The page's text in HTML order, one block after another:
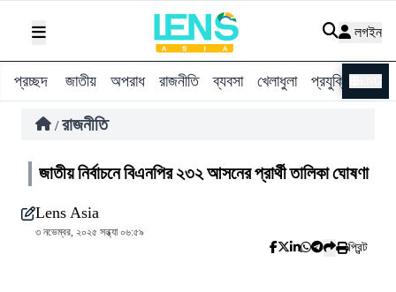
লগইন
প্রচ্ছদ জাতীয় অপরাধ রাজনীতি ব্যবসা খেলাধুলা প্রযুক্তি
/ রাজনীতি
জাতীয় নির্বাচনে বিএনপির ২৩২ আসনের প্রার্থী তালিকা ঘোষণা
Lens Asia
৩ নভেম্বর, ২০২৫ সন্ধ্যা ০৬:৫৯
প্রিন্ট